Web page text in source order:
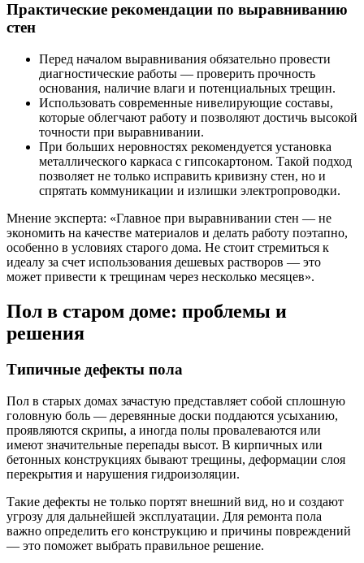
Практические рекомендации по выравниванию
стен
Перед началом выравнивания обязательно провести
диагностические работы — проверить прочность
основания, наличие влаги и потенциальных трещин.
Использовать современные нивелирующие составы,
которые облегчают работу и позволяют достичь высокой
точности при выравнивании.
При больших неровностях рекомендуется установка
металлического каркаса с гипсокартоном. Такой подход
позволяет не только исправить кривизну стен, но и
спрятать коммуникации и излишки электропроводки.
Мнение эксперта: «Главное при выравнивании стен — не
экономить на качестве материалов и делать работу поэтапно,
особенно в условиях старого дома. Не стоит стремиться к
идеалу за счет использования дешевых растворов — это
может привести к трещинам через несколько месяцев».
Пол в старом доме: проблемы и
решения
Типичные дефекты пола
Пол в старых домах зачастую представляет собой сплошную
головную боль — деревянные доски поддаются усыханию,
проявляются скрипы, а иногда полы провалеваются или
имеют значительные перепады высот. В кирпичных или
бетонных конструкциях бывают трещины, деформации слоя
перекрытия и нарушения гидроизоляции.
Такие дефекты не только портят внешний вид, но и создают
угрозу для дальнейшей эксплуатации. Для ремонта пола
важно определить его конструкцию и причины повреждений
— это поможет выбрать правильное решение.